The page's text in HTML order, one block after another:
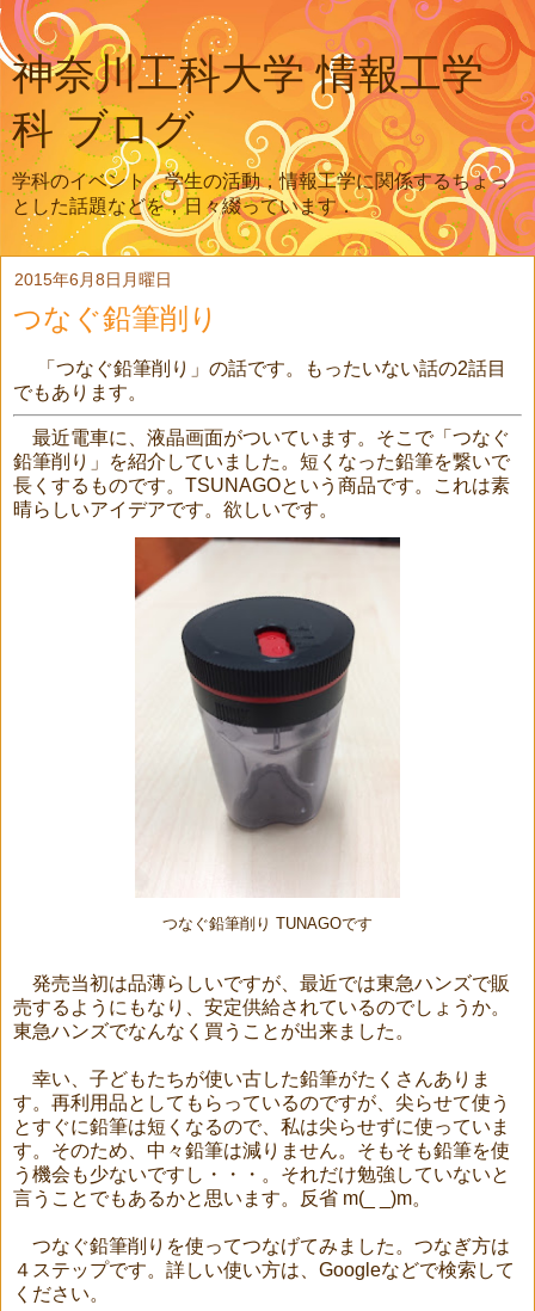
神奈川工科大学 情報工学
科 ブログ
学科のイベント，学生の活動，情報工学に関係するちょっ
とした話題などを，日々綴っています．
2015年6月8日月曜日
つなぐ鉛筆削り
「つなぐ鉛筆削り」の話です。もったいない話の2話目
でもあります。
最近電車に、液晶画面がついています。そこで「つなぐ
鉛筆削り」を紹介していました。短くなった鉛筆を繋いで
長くするものです。TSUNAGOという商品です。これは素
晴らしいアイデアです。欲しいです。
つなぐ鉛筆削り TUNAGOです
発売当初は品薄らしいですが、最近では東急ハンズで販
売するようにもなり、安定供給されているのでしょうか。
東急ハンズでなんなく買うことが出来ました。
幸い、子どもたちが使い古した鉛筆がたくさんありま
す。再利用品としてもらっているのですが、尖らせて使う
とすぐに鉛筆は短くなるので、私は尖らせずに使っていま
す。そのため、中々鉛筆は減りません。そもそも鉛筆を使
う機会も少ないですし・・・。それだけ勉強していないと
言うことでもあるかと思います。反省 m(_ _)m。
つなぐ鉛筆削りを使ってつなげてみました。つなぎ方は
４ステップです。詳しい使い方は、Googleなどで検索して
ください。